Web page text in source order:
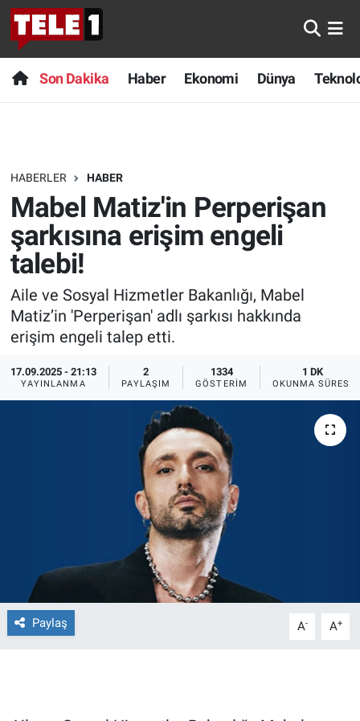
Son Dakika Haber Ekonomi Dünya
HABERLER HABER
Mabel Matiz'in Perperişan
şarkısına erişim engeli
talebi!
Aile ve Sosyal Hizmetler Bakanlığı, Mabel
Matiz’in 'Perperişan' adlı şarkısı hakkında
erişim engeli talep etti.
17.09.2025 - 21:13
YAYINLANMA
2
PAYLAŞIM
1334
GÖSTERIM
1 DK
OKUNMA SÜRESI
Paylaş A- A+
Anında Manşet
Başka Sohbetler
Bilim turu
Bilim ve Teknoloji Evreni
Doğa Konuşuyor
Dünya
Ege Saati
Ege'den Esintiler
Gün Başlıyor
Gün Ortası
Son Dakika
Haber
Dünya
Teknoloji
Sağlık
Spor
Yayın Akışı
İletişim
Nöbetçi Eczaneler
Hava Durumu
Trafik Durumu
Süper Lig Puan Durumu ve Fikstür
Tüm Manşetler
Son Dakika Haberleri
Haber Arşivi